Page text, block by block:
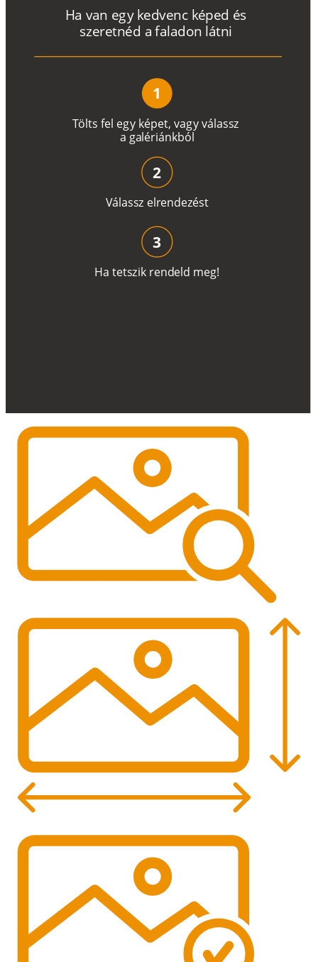
Tölts fel egy képet, vagyválassz
a galériánkból
Ha van egy kedvenc képed és
szeretnéd a faladon látni
1
Válassz elrendezést
2
Ha tetszik rendeld meg!
3